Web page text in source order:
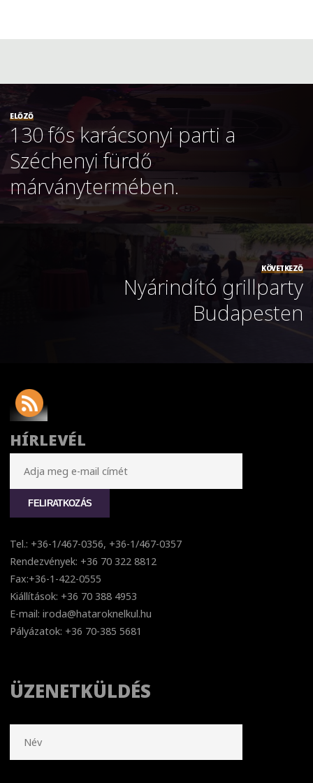
ELŐZŐ
130 fős karácsonyi parti a
Széchenyi fürdő
márványtermében.
KÖVETKEZŐ
Nyárindító grillparty
Budapesten
HÍRLEVÉL
Tel.: +36-1/467-0356, +36-1/467-0357
Rendezvények: +36 70 322 8812
Fax:+36-1-422-0555
Kiállítások: +36 70 388 4953
E-mail: iroda@hataroknelkul.hu
Pályázatok: +36 70-385 5681
ÜZENETKÜLDÉS